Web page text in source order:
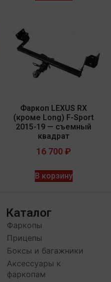
Фаркоп LEXUS RX
(кроме Long) F-Sport
2015-19 — съемный
квадрат
16 700 ₽
В корзину
Каталог
Фаркопы
Прицепы
Боксы и багажники
Аксессуары к
фаркопам